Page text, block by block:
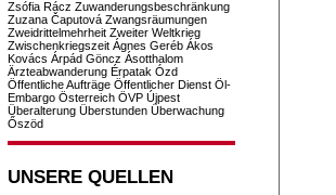
Zsófia Rácz Zuwanderungsbeschränkung
Zuzana Čaputová Zwangsräumungen
Zweidrittelmehrheit Zweiter Weltkrieg
Zwischenkriegszeit Ágnes Geréb Ákos
Kovács Árpád Göncz Ásotthalom
Ärzteabwanderung Érpatak Ózd
Öffentliche Aufträge Öffentlicher Dienst Öl-
Embargo Österreich ÖVP Újpest
Überalterung Überstunden Überwachung
Őszöd
UNSERE QUELLEN